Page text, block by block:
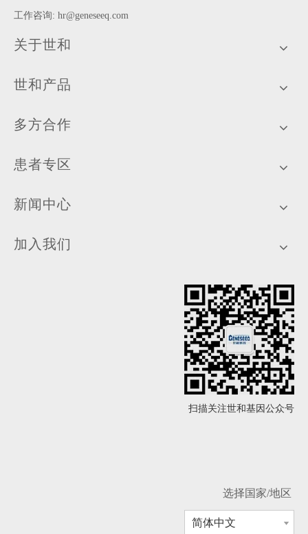
工作咨询: hr@geneseeq.com
关于世和
世和产品
多方合作
患者专区
新闻中心
加入我们
扫描关注世和基因公众号
选择国家/地区
简体中文